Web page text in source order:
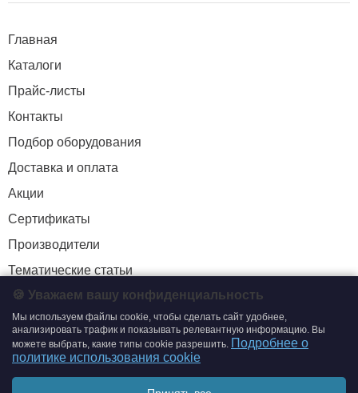
Главная
Каталоги
Прайс-листы
Контакты
Подбор оборудования
Доставка и оплата
Акции
Сертификаты
Производители
Тематические статьи
+7 (495) 204-19-33
zakaz@smtrading.ru
🍪 Уважаем вашу конфиденциальность
Мы используем файлы cookie, чтобы сделать сайт удобнее,
анализировать трафик и показывать релевантную информацию. Вы
можете выбрать, какие типы cookie разрешить. Подробнее о
политике использования cookie